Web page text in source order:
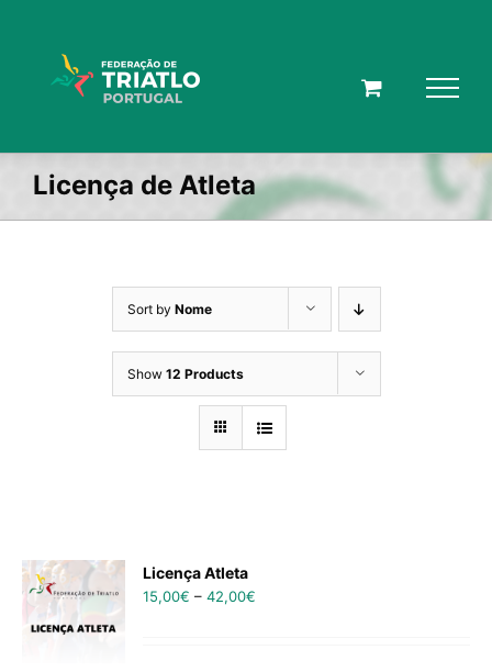
Licença de Atleta
Sort by Nome
Show 12 Products
Licença Atleta
15,00€ –42,00€